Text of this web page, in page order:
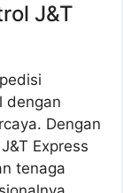
J&T
dengan
Dengan
Express
tenaga